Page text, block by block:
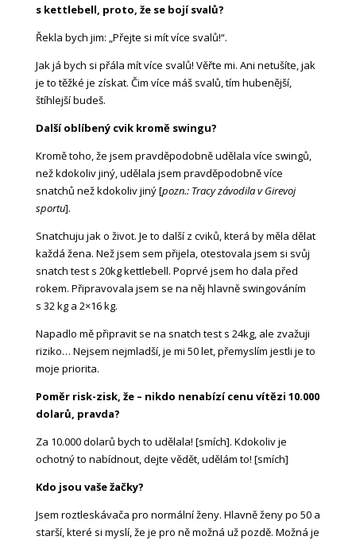
s kettlebell, proto, že se bojí svalů?
Řekla bych jim: „Přejte si mít více svalů!“.
Jak já bych si přála mít více svalů! Věřte mi. Ani netušíte, jak
je to těžké je získat. Čim více máš svalů, tím hubenější,
štíhlejší budeš.
Další oblíbený cvik kromě swingu?
Kromě toho, že jsem pravděpodobně udělala více swingů,
než kdokoliv jiný, udělala jsem pravděpodobně více
snatchů než kdokoliv jiný [pozn.: Tracy závodila v Girevoj
sportu].
Snatchuju jak o život. Je to další z cviků, která by měla dělat
každá žena. Než jsem sem přijela, otestovala jsem si svůj
snatch test s 20kg kettlebell. Poprvé jsem ho dala před
rokem. Připravovala jsem se na něj hlavně swingováním
s 32 kg a 2×16 kg.
Napadlo mě připravit se na snatch test s 24kg, ale zvažuji
riziko… Nejsem nejmladší, je mi 50 let, přemyslím jestli je to
moje priorita.
Poměr risk-zisk, že – nikdo nenabízí cenu vítězi 10.000
dolarů, pravda?
Za 10.000 dolarů bych to udělala! [smích]. Kdokoliv je
ochotný to nabídnout, dejte vědět, udělám to! [smích]
Kdo jsou vaše žačky?
Jsem roztleskávača pro normální ženy. Hlavně ženy po 50 a
starší, které si myslí, že je pro ně možná už pozdě. Možná je